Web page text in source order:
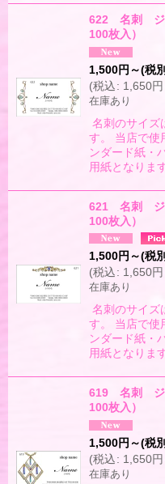
622 名刺 ジ
100枚入）
1,500円 ～(税
(税込: 1,650円
在庫あり
名刺のサイズ
す。 当店で使
ンダード紙・
用紙となりま
621 名刺 ジ
100枚入）
1,500円 ～(税
(税込: 1,650円
在庫あり
名刺のサイズ
す。 当店で使
ンダード紙・
用紙となり
619 名刺 ジ
100枚入）
1,500円 ～(税
(税込: 1,650円
在庫あり